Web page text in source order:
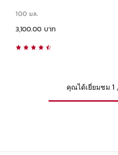
100 มล.
3,100.00 บาท
คุณได้เยี่ยมชม